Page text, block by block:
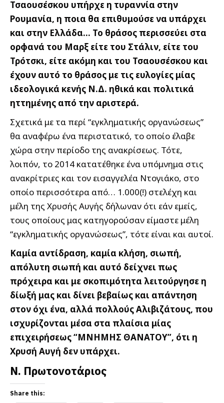
Τσαουσέσκου υπήρχε η τυραννία στην
Ρουμανία, η ποια θα επιθυμούσε να υπάρχει
και στην Ελλάδα… Το θράσος περισσεύει στα
ορφανά του Μαρξ είτε του Στάλιν, είτε του
Τρότσκι, είτε ακόμη και του Τσαουσέσκου και
έχουν αυτό το θράσος με τις ευλογίες μίας
ιδεολογικά κενής Ν.Δ. ηθικά και πολιτικά
ηττημένης από την αριστερά.
Σχετικά με τα περί “εγκληματικής οργανώσεως”
θα αναφέρω ένα περιστατικό, το οποίο έλαβε
χώρα στην περίοδο της ανακρίσεως. Τότε,
λοιπόν, το 2014 κατατέθηκε ένα υπόμνημα στις
ανακρίτριες και τον εισαγγελέα Ντογιάκο, στο
οποίο περισσότερα από… 1.000(!) στελέχη και
μέλη της Χρυσής Αυγής δήλωναν ότι εάν εμείς,
τους οποίους μας κατηγορούσαν είμαστε μέλη
“εγκληματικής οργανώσεως”, τότε είναι και αυτοί.
Καμία αντίδραση, καμία κλήση, σιωπή,
απόλυτη σιωπή και αυτό δείχνει πως
πρόχειρα και με σκοπιμότητα λειτούργησε η
δίωξή μας και δίνει βεβαίως και απάντηση
στον όχι ένα, αλλά πολλούς Αλιβιζάτους, που
ισχυρίζονται μέσα στα πλαίσια μίας
επιχειρήσεως “ΜΝΗΜΗΣ ΘΑΝΑΤΟΥ”, ότι η
Χρυσή Αυγή δεν υπάρχει.
Ν. Πρωτονοτάριος
Share this: